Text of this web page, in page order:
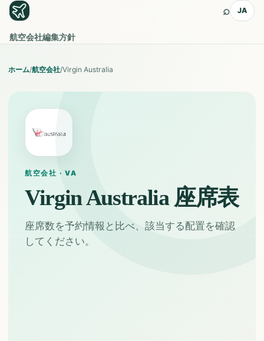
航空会社編集方針
⌕ JA
ホーム/航空会社/Virgin Australia
航空会社 · VA
Virgin Australia 座席表
座席数を予約情報と比べ、該当する配置を確認
してください。